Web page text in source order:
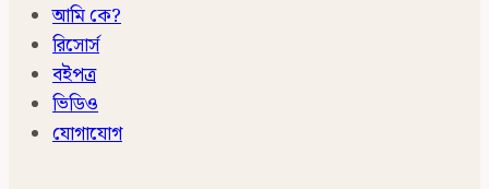
আমি কে?
রিসোর্স
বইপত্র
ভিডিও
যোগাযোগ